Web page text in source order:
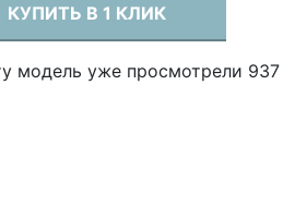
КУПИТЬ В 1 КЛИК
модель уже просмотрели 937